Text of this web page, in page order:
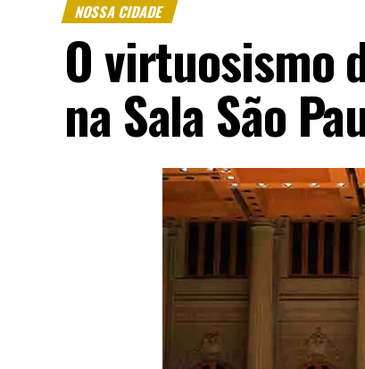
NOSSA CIDADE
O virtuosismo
na Sala São